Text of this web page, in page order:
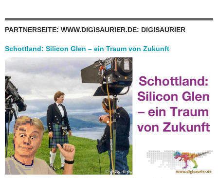
PARTNERSEITE: WWW.DIGISAURIER.DE: DIGISAURIER
Schottland: Silicon Glen – ein Traum von Zukunft